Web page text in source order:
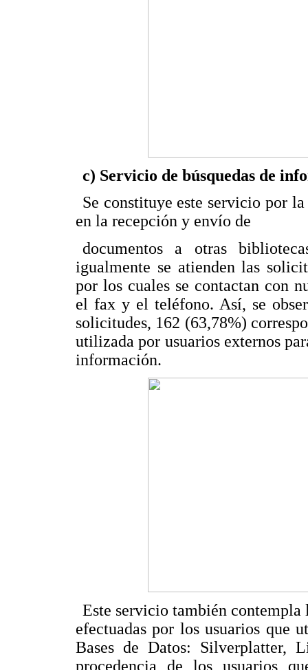
c) Servicio de búsquedas de
Se constituye este servicio por
en la recepción y envío de
documentos a otras
igualmente se atienden las
por los cuales se contactan con
el fax y el teléfono. Así, se
solicitudes, 162 (63,78%)
utilizada por usuarios externos
información.
Este servicio también contempla
efectuadas por los usuarios que
Bases de Datos: Silverplatter,
procedencia de los usuarios